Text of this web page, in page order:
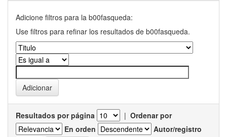
Adicione filtros para la b00fasqueda:
Use filtros para refinar los resultados de b00fasqueda.
Resultados por página | Ordenar por
En orden
Autor/registro